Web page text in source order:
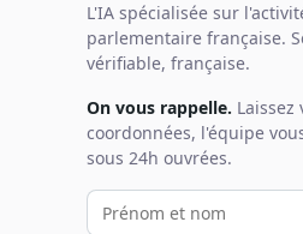
L'IA spécialisée sur
parlementaire française.
vérifiable, française.
On vous rappelle. Laissez
coordonnées, l'équipe
sous 24h ouvrées.
Votre prénom et nom
Votre email
Votre téléphone